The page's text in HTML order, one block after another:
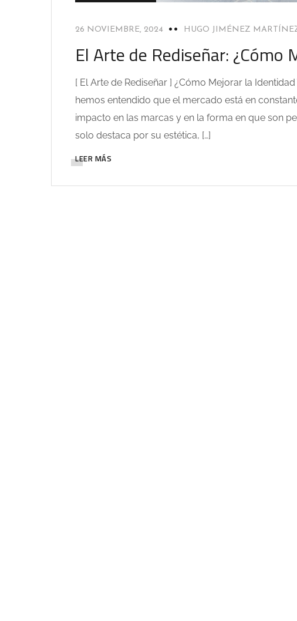
26 NOVIEMBRE, 2024 HUGO JIMÉNEZ
El Arte de Rediseñar: ¿Cómo
[ El Arte de Rediseñar ] ¿Cómo Mejorar la
hemos entendido que el mercado está en
impacto en las marcas y en la forma en que son
solo destaca por su estética, […]
LEER MÁS